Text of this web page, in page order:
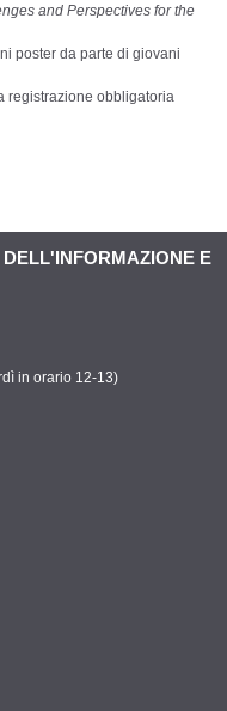
and Perspectives for the
poster da parte di giovani
registrazione obbligatoria
E
in orario 12-13)